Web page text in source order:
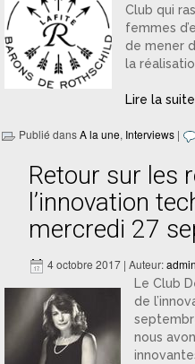
Club qui
femmes
de mener
la
Lire la
Publié dansA la une, Interviews |
Retour sur les
l’innovation
mercredi 27
4 octobre 2017 | Auteur:
Le Club
de
nous